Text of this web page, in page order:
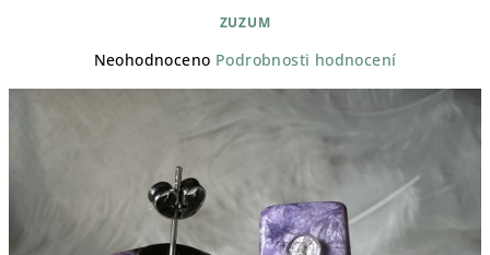
ZUZUM
Průměrné
hvězdiček.
Neohodnoceno Podrobnosti hodnocení